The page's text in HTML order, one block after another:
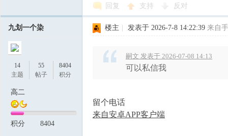
回复 支持 反对
九划一个染
14
主题
55
帖子
8404
积分
高二
积分 8404
楼主 发表于 2026-7-8 14:22:39 来自
嗣文 发表于 2026-07-08 14:13
可以私信我
留个电话
来自安卓APP客户端